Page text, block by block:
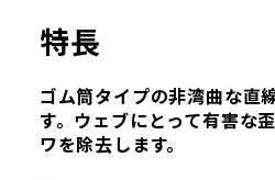
特長
ゴム筒タイプの非湾曲な直
す。ウェブにとって有害な
ワを除去します。